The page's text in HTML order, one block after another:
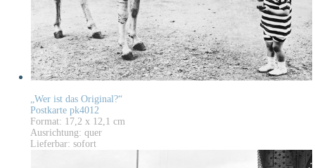
„Wer ist das Original?“
Postkarte pk4012
Format: 17,2 x 12,1 cm
Ausrichtung: quer
Lieferbar: sofort